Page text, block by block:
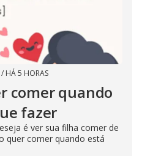
/ HÁ 5 HORAS
comer quando
fazer
é ver sua filha comer de
quer comer quando está